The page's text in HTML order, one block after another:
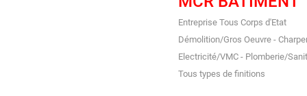
Entreprise Tous Corps d'Etat
Démolition/Gros Oeuvre -
Electricité/VMC - Plomberie/
Tous types de finitions